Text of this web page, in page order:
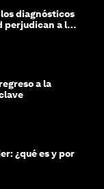
diagnósticos
a las
a la
¿qué es y por